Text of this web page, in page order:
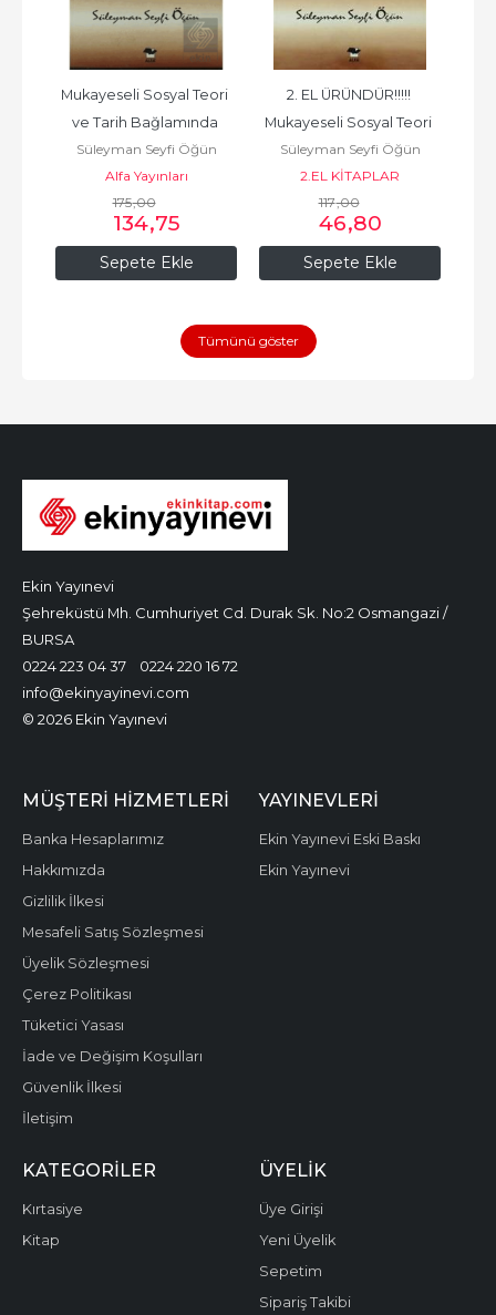
Sepete Ekle
Mukayeseli Sosyal Teori
ve Tarih Bağlamında
Milliyetçilik
Süleyman Seyfi Öğün
Alfa Yayınları
175,00
134,75
Sepete Ekle
2. EL ÜRÜNDÜR!!!!!
Mukayeseli Sosyal Teori
ve Tarih Bağlamında...
Süleyman Seyfi Öğün
2.EL KİTAPLAR
117,00
46,80
Tümünü göster
Ekin Yayınevi
Şehreküstü Mh. Cumhuriyet Cd. Durak Sk. No:2 Osmangazi /
BURSA
0224 223 04 37
0224 220 16 72
info@ekinyayinevi.com
© 2026 Ekin Yayınevi
MÜŞTERI HIZMETLERI
Banka Hesaplarımız
Hakkımızda
Gizlilik İlkesi
Mesafeli Satış Sözleşmesi
Üyelik Sözleşmesi
Çerez Politikası
Tüketici Yasası
İade ve Değişim Koşulları
Güvenlik İlkesi
İletişim
YAYINEVLERI
Ekin Yayınevi Eski Baskı
Ekin Yayınevi
KATEGORILER
Kırtasiye
Kitap
ÜYELIK
Üye Girişi
Yeni Üyelik
Sepetim
Sipariş Takibi